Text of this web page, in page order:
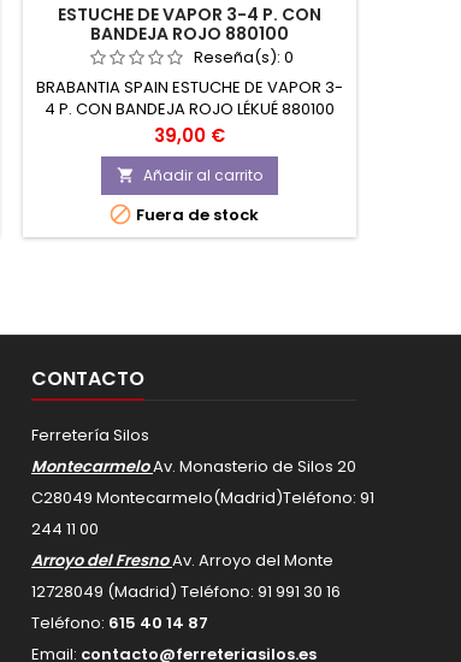
ESTUCHE DE VAPOR 3-4 P. CON
BANDEJA ROJO 880100
Reseña(s): 0
BRABANTIA SPAIN ESTUCHE DE VAPOR 3-
4 P. CON BANDEJA ROJO LÉKUÉ 880100
Precio
39,00 €
 Añadir al carrito
 Fuera de stock
CONTACTO
Ferretería Silos
MontecarmeloAv. Monasterio de Silos 20
C28049 Montecarmelo(Madrid)Teléfono: 91
244 11 00
Arroyo del FresnoAv. Arroyo del Monte
12728049 (Madrid) Teléfono: 91 991 30 16
Teléfono: 615 40 14 87
Email: contacto@ferreteriasilos.es